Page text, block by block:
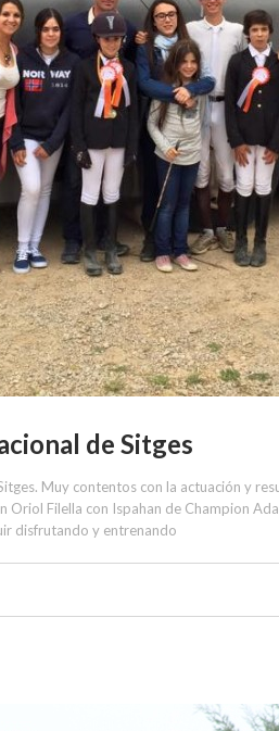
de Sitges
Muy contentos con la actuación y
Filella con Ispahan de Champion
disfrutando y entrenando